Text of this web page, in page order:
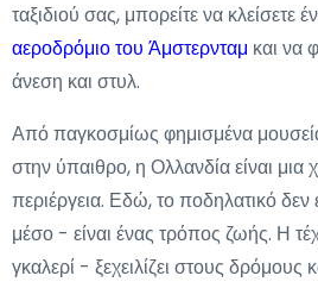
ταξιδιού σας, μπορείτε να κλείσετε
αεροδρόμιο του Άμστερνταμ και να
άνεση και στυλ.
Από παγκοσμίως φημισμένα
στην ύπαιθρο, η Ολλανδία είναι μια
περιέργεια. Εδώ, το ποδηλατικό δεν
μέσο - είναι ένας τρόπος ζωής. Η
γκαλερί - ξεχειλίζει στους δρόμους